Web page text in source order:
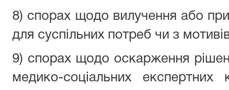
8) спорах щодо вилучення або
для суспільних потреб чи з
9) спорах щодо оскарження
медико-соціальних експертних